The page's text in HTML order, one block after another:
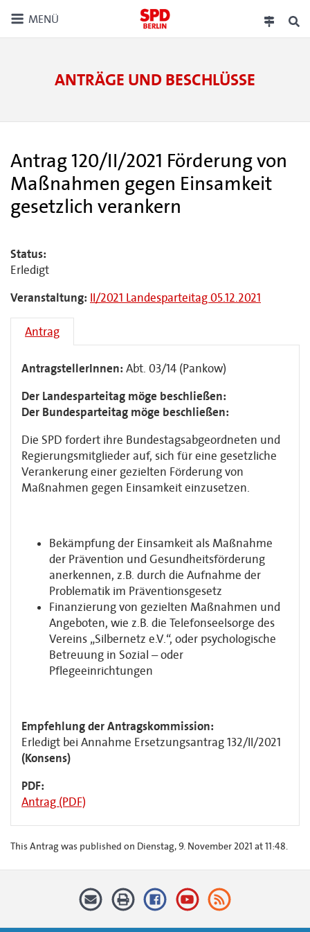
MENÜ
ANTRÄGE UND BESCHLÜSSE
Antrag 120/II/2021 Förderung von
Maßnahmen gegen Einsamkeit
gesetzlich verankern
Status:
Erledigt
Veranstaltung: II/2021 Landesparteitag 05.12.2021
Antrag
AntragstellerInnen: Abt. 03/14 (Pankow)
Der Landesparteitag möge beschließen:
Der Bundesparteitag möge beschließen:
Die SPD fordert ihre Bundestagsabgeordneten und
Regierungsmitglieder auf, sich für eine gesetzliche
Verankerung einer gezielten Förderung von
Maßnahmen gegen Einsamkeit einzusetzen.
Bekämpfung der Einsamkeit als Maßnahme
der Prävention und Gesundheitsförderung
anerkennen, z.B. durch die Aufnahme der
Problematik im Präventionsgesetz
Finanzierung von gezielten Maßnahmen und
Angeboten, wie z.B. die Telefonseelsorge des
Vereins „Silbernetz e.V.“, oder psychologische
Betreuung in Sozial – oder
Pflegeeinrichtungen
Empfehlung der Antragskommission:
Erledigt bei Annahme Ersetzungsantrag 132/II/2021
(Konsens)
PDF:
Antrag (PDF)
This Antrag was published on Dienstag, 9. November 2021 at 11:48.